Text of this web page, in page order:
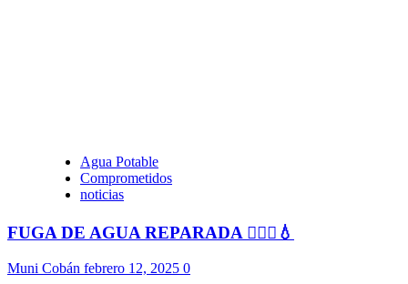
Agua Potable
Comprometidos
noticias
FUGA DE AGUA REPARADA 👷🏻‍♂️💧
Muni Cobán febrero 12, 2025 0